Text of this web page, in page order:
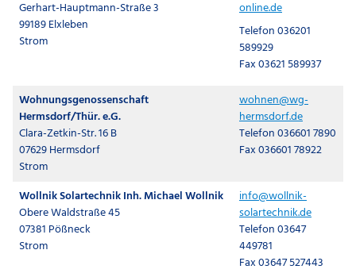
Gerhart-Hauptmann-Straße 3
99189 Elxleben
Strom
online.de
Telefon 036201
589929
Fax 03621 589937
Wohnungsgenossenschaft
Hermsdorf/Thür. e.G.
Clara-Zetkin-Str. 16 B
07629 Hermsdorf
Strom
wohnen@wg-
hermsdorf.de
Telefon 036601 7890
Fax 036601 78922
Wollnik Solartechnik Inh. Michael Wollnik
Obere Waldstraße 45
07381 Pößneck
Strom
info@wollnik-
solartechnik.de
Telefon 03647
449781
Fax 03647 527443